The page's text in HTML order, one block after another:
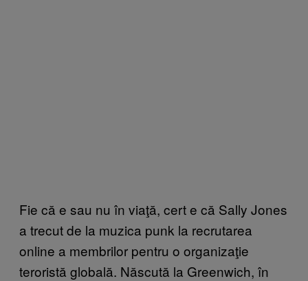
Fie că e sau nu în viaţă, cert e că Sally Jones
a trecut de la muzica punk la recrutarea
online a membrilor pentru o organizaţie
teroristă globală. Născută la Greenwich, în